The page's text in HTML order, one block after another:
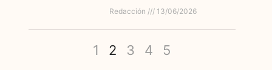
Redacción 13/06/2026
1 2 3 4 5